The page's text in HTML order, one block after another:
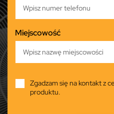
Miejscowość
Zgadzam się na kontakt z
produktu.